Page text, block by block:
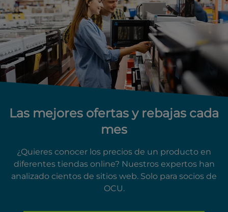
Las mejores ofertas y rebajas cada
mes
¿Quieres conocer los precios de un producto en
diferentes tiendas online? Nuestros expertos han
analizado cientos de sitios web. Solo para socios de
OCU.